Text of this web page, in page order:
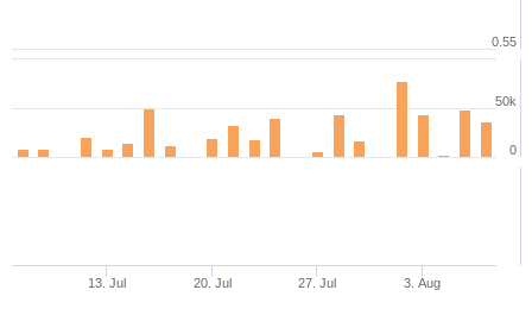
13. Jul 20. Jul 27. Jul 3. Aug
0.55
0
50k